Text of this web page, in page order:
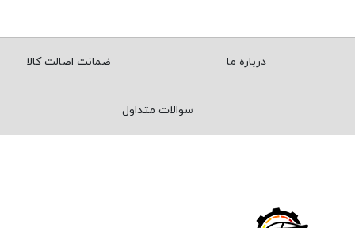
درباره ما ضمانت اصالت کالا
سوالات متداول